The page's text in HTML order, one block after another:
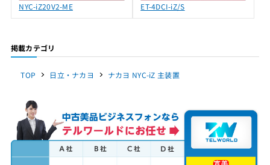
NYC-iZ20V2-ME ET-4DCI-iZ/S
掲載カテゴリ
TOP 日立・ナカヨ ナカヨ NYC-iZ 主装置